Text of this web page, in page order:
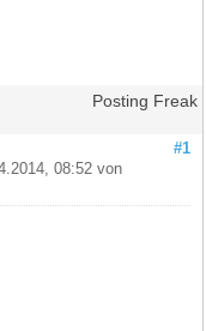
Posting Freak
#1
08:52 von